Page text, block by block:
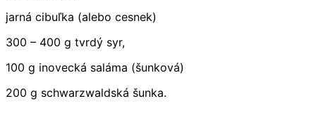
jarná cibuľka (alebo cesnek)
300 – 400 g tvrdý syr,
100 g inovecká saláma (šunková)
200 g schwarzwaldská šunka.